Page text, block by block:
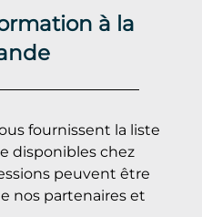
à la
fournissent la liste
disponibles chez
peuvent être
nos partenaires et